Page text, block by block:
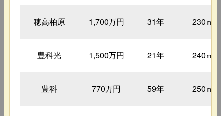
穂高柏原 1,700万円 31年 230㎡
豊科光 1,500万円 21年 240㎡
豊科 770万円 59年 250㎡